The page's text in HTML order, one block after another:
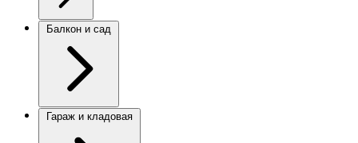
Балкон и сад
Гараж и кладовая